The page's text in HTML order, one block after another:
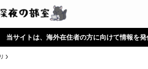
は、海外在住者の方に向けて情報を発信してい